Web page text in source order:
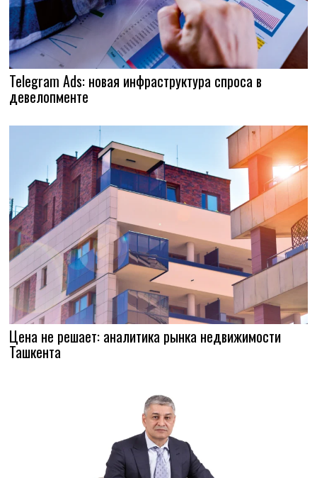
Telegram Ads: новая инфраструктура спроса в
девелопменте
Цена не решает: аналитика рынка недвижимости
Ташкента